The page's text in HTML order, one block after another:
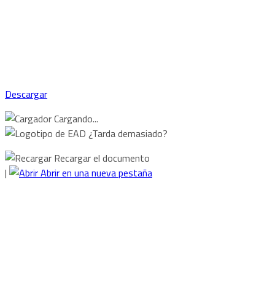
Descargar
Cargando...
¿Tarda demasiado?
Recargar el documento
|
Abrir en una nueva pestaña